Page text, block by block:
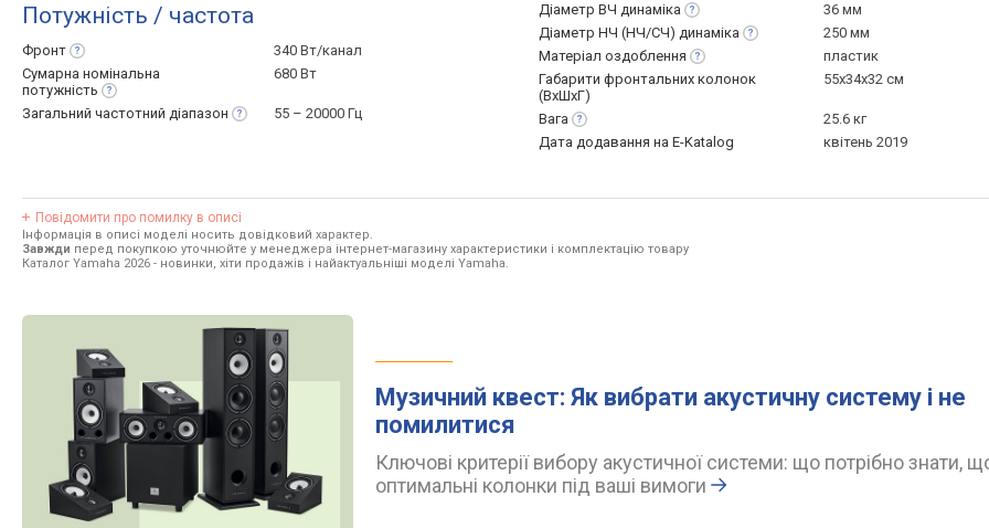
Потужність / частота
Фронт
340 Вт/канал
Сумарна номінальна
потужність
680 Вт
Загальний частотний діапазон 55 – 20000 Гц
Діаметр ВЧ динаміка
36 мм
Діаметр НЧ (НЧ/СЧ) динаміка
250 мм
Матеріал оздоблення
пластик
Габарити фронтальних колонок
(ВхШхГ)
55x34x32 см
Вага
25.6 кг
Дата додавання на E-Katalog
квітень 2019
Повідомити про помилку в описі
Інформація в описі моделі носить довідковий характер.
Завжди перед покупкою уточнюйте у менеджера інтернет-магазину характеристики і комплектацію товару
Каталог Yamaha 2026 - новинки, хіти продажів і найактуальніші моделі Yamaha.
Музичний квест: Як вибрати акустичну систему і не
помилитися
Ключові критерії вибору акустичної системи: що потрібно знати,
оптимальні колонки під ваші вимоги